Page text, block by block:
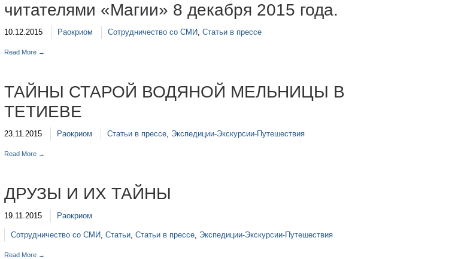
читателями «Магии» 8 декабря 2015 года.
10.12.2015 Раокриом Сотрудничество со СМИ,Статьи в прессе
Read More →
ТАЙНЫ СТАРОЙ ВОДЯНОЙ МЕЛЬНИЦЫ В
ТЕТИЕВЕ
23.11.2015 Раокриом Статьи в прессе, Экспедиции-Экскурсии-Путешествия
Read More →
ДРУЗЫ И ИХ ТАЙНЫ
19.11.2015 Раокриом
Сотрудничество со СМИ,Статьи,Статьи в прессе, Экспедиции-Экскурсии-Путешествия
Read More →